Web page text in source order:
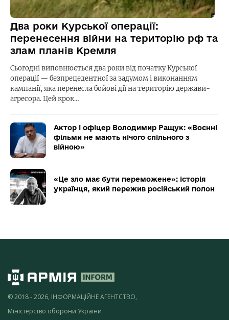
Два роки Курської операції:
перенесення війни на територію рф та
злам планів Кремля
Сьогодні виповнюється два роки від початку Курської
операції — безпрецедентної за задумом і виконанням
кампанії, яка перенесла бойові дії на територію держави-
агресора. Цей крок…
Актор і офіцер Володимир Ращук: «Воєнні
фільми не мають нічого спільного з
війною»
«Це зло має бути переможене»: історія
українця, який пережив російський полон
© 2018 - 2026, ІНФОРМАЦІЙНЕ АГЕНТСТВО,
Міністерство оборони України